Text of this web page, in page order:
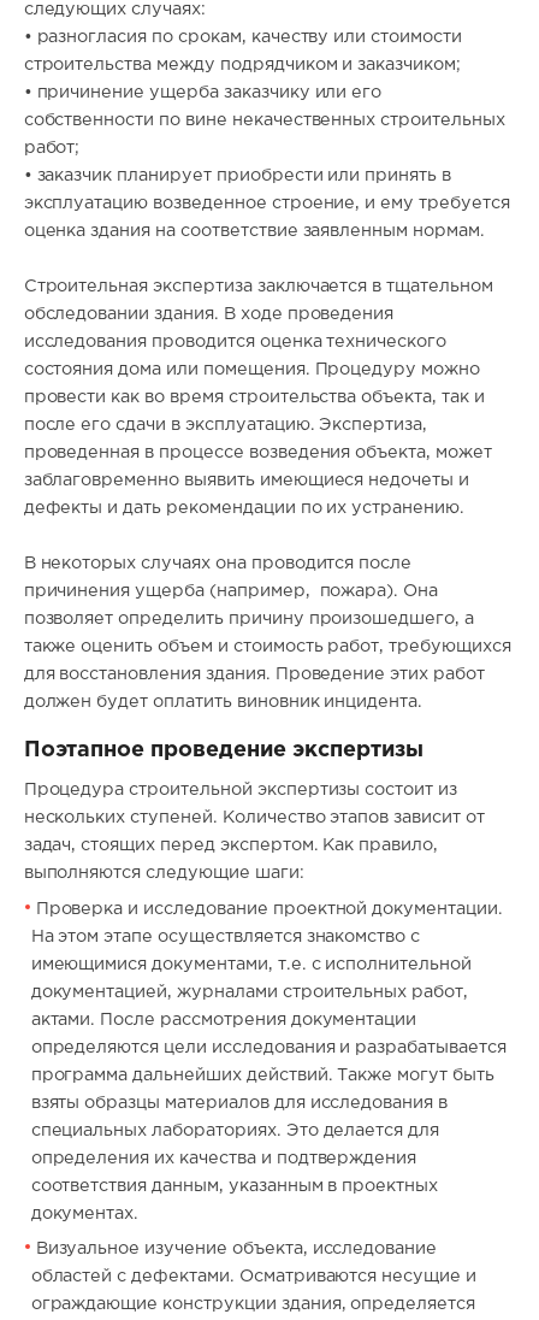
следующих случаях:
• разногласия по срокам, качеству или стоимости
строительства между подрядчиком и заказчиком;
• причинение ущерба заказчику или его
собственности по вине некачественных строительных
работ;
• заказчик планирует приобрести или принять в
эксплуатацию возведенное строение, и ему требуется
оценка здания на соответствие заявленным нормам.
Строительная экспертиза заключается в тщательном
обследовании здания. В ходе проведения
исследования проводится оценка технического
состояния дома или помещения. Процедуру можно
провести как во время строительства объекта, так и
после его сдачи в эксплуатацию. Экспертиза,
проведенная в процессе возведения объекта, может
заблаговременно выявить имеющиеся недочеты и
дефекты и дать рекомендации по их устранению.
В некоторых случаях она проводится после
причинения ущерба (например, пожара). Она
позволяет определить причину произошедшего, а
также оценить объем и стоимость работ, требующихся
для восстановления здания. Проведение этих работ
должен будет оплатить виновник инцидента.
Поэтапное проведение экспертизы
Процедура строительной экспертизы состоит из
нескольких ступеней. Количество этапов зависит от
задач, стоящих перед экспертом. Как правило,
выполняются следующие шаги:
Проверка и исследование проектной документации.
На этом этапе осуществляется знакомство с
имеющимися документами, т.е. с исполнительной
документацией, журналами строительных работ,
актами. После рассмотрения документации
определяются цели исследования и разрабатывается
программа дальнейших действий. Также могут быть
взяты образцы материалов для исследования в
специальных лабораториях. Это делается для
определения их качества и подтверждения
соответствия данным, указанным в проектных
документах.
Визуальное изучение объекта, исследование
областей с дефектами. Осматриваются несущие и
ограждающие конструкции здания, определяется